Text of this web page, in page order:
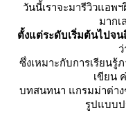
วันนี้เราจะมารีวิวแอพ
มาก
ตั้งแต่ระดับเริ่มต้นไปจ
ว่
ซึ่งเหมาะกับการเรียนรู้
เขียน
บทสนทนา แกรมม่าต่าง
รูปแบบป